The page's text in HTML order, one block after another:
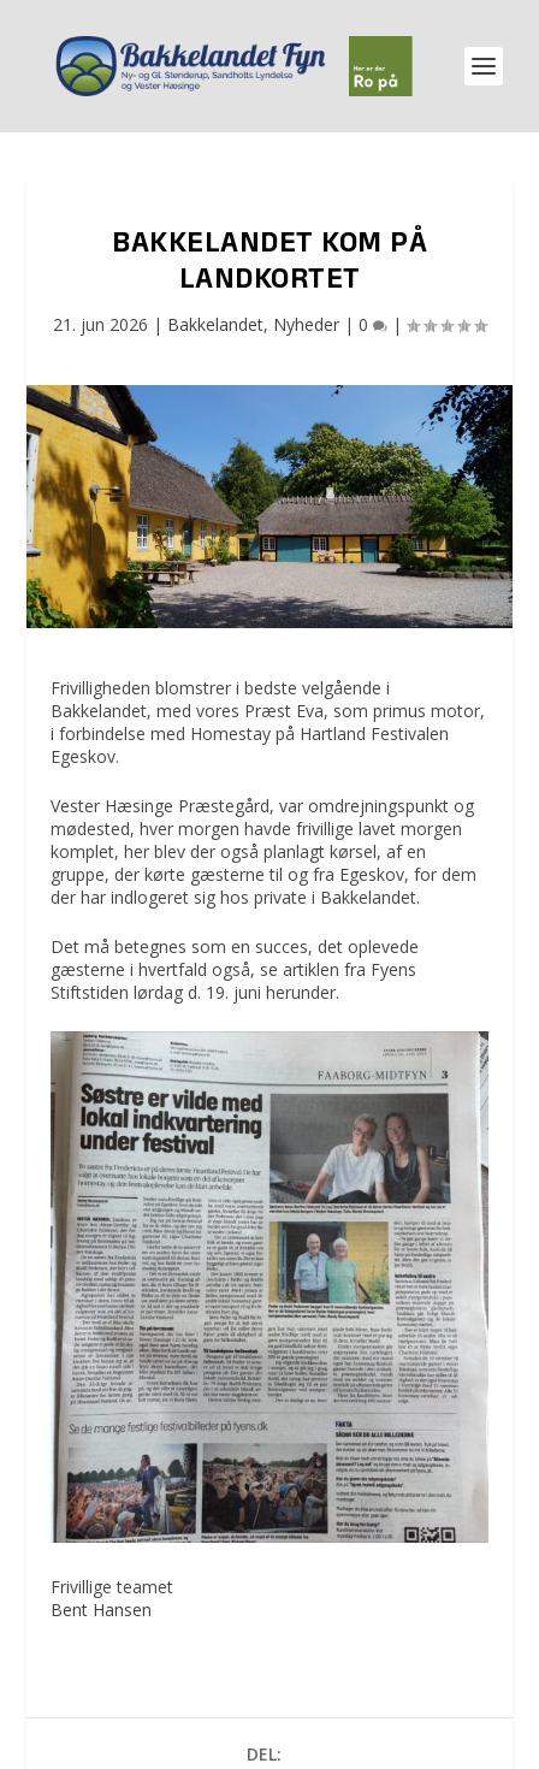
BAKKELANDET KOM PÅ
LANDKORTET
21. jun 2026 | Bakkelandet, Nyheder | 0 |
Frivilligheden blomstrer i bedste velgående i
Bakkelandet, med vores Præst Eva, som primus motor,
i forbindelse med Homestay på Hartland Festivalen
Egeskov.
Vester Hæsinge Præstegård, var omdrejningspunkt og
mødested, hver morgen havde frivillige lavet morgen
komplet, her blev der også planlagt kørsel, af en
gruppe, der kørte gæsterne til og fra Egeskov, for dem
der har indlogeret sig hos private i Bakkelandet.
Det må betegnes som en succes, det oplevede
gæsterne i hvertfald også, se artiklen fra Fyens
Stiftstiden lørdag d. 19. juni herunder.
Frivillige teamet
Bent Hansen
DEL: